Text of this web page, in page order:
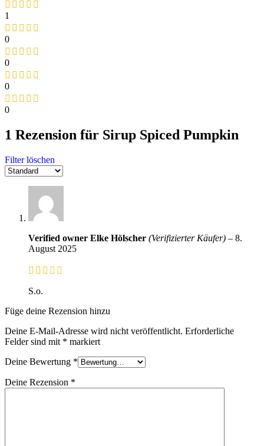
1
0
0
0
0
1 Rezension für Sirup Spiced Pumpkin
Filter löschen
Verified owner Elke Hölscher (Verifizierter Käufer) – 8.
August 2025
S.o.
Füge deine Rezension hinzu
Deine E-Mail-Adresse wird nicht veröffentlicht. Erforderliche
Felder sind mit * markiert
Deine Bewertung *
Deine Rezension *